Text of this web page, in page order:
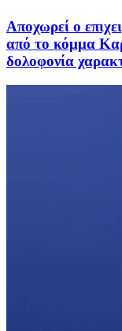
Αποχωρεί ο
από το κόμμα
δολοφονία